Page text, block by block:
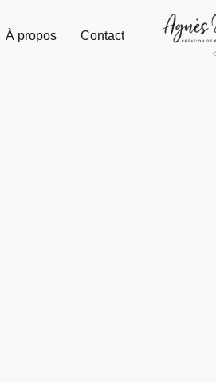
À propos Contact